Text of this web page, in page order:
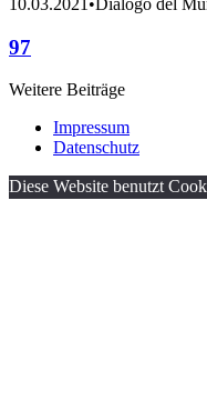
97
Weitere Beiträge
Impressum
Datenschutz
Diese Website benutzt